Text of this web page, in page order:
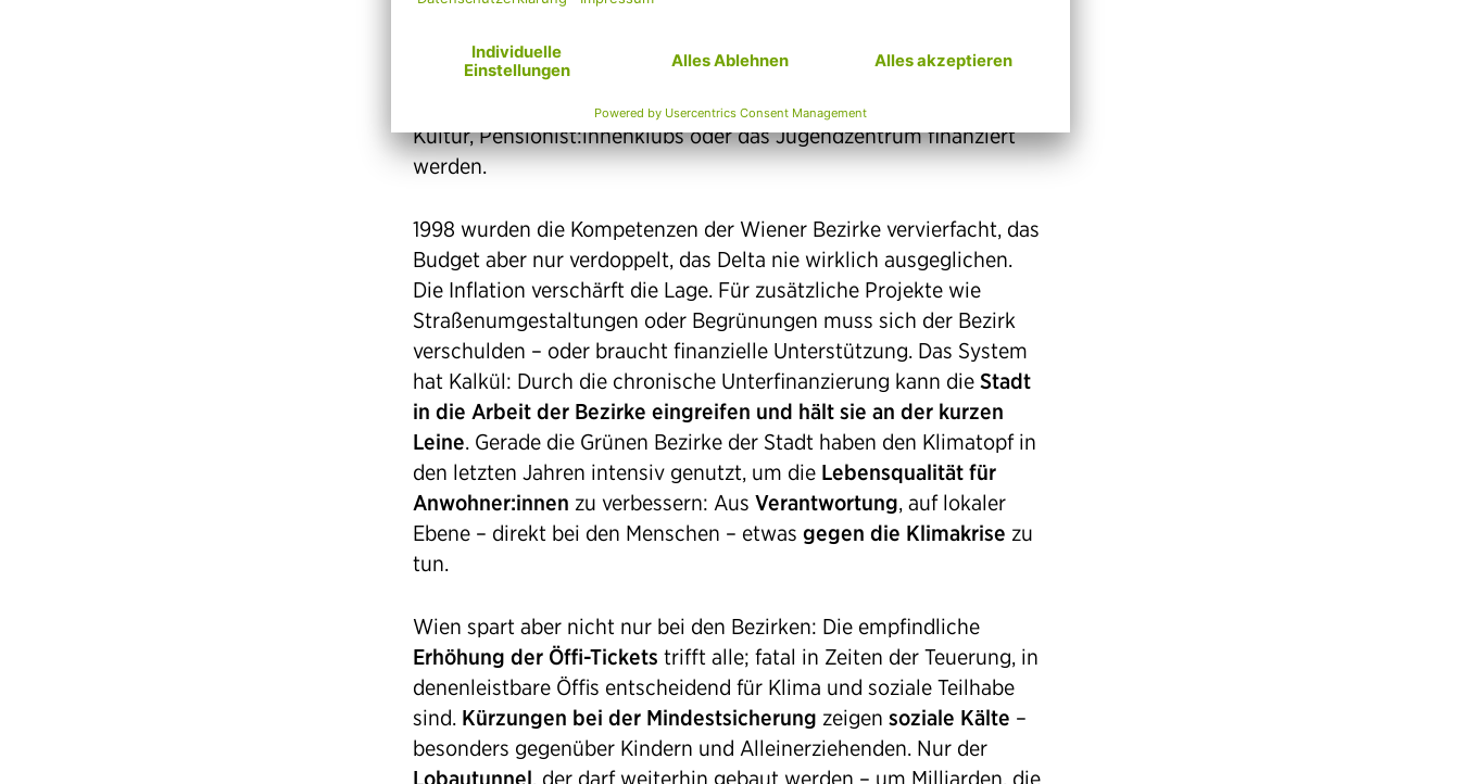
. Die 3,5 Millionen Euro, die die Stadt Wien der
Josefstadt als Jahresbudget (!) zur Verfügung stellt, reichen kaum
zur Erhaltung der grundlegenden Infrastruktur. Davon müssen u.a.
Straßen, Parks, Kindergärten und Schulen erhalten, aber auch
Kultur, Pensionist:innenklubs oder das Jugendzentrum finanziert
werden.
1998 wurden die Kompetenzen der Wiener Bezirke vervierfacht, das
Budget aber nur verdoppelt, das Delta nie wirklich ausgeglichen.
Die Inflation verschärft die Lage. Für zusätzliche Projekte wie
Straßenumgestaltungen oder Begrünungen muss sich der Bezirk
verschulden – oder braucht finanzielle Unterstützung. Das System
hat Kalkül: Durch die chronische Unterfinanzierung kann die Stadt
in die Arbeit der Bezirke eingreifen und hält sie an der kurzen
Leine. Gerade die Grünen Bezirke der Stadt haben den Klimatopf in
den letzten Jahren intensiv genutzt, um die Lebensqualität für
Anwohner:innen zu verbessern: Aus Verantwortung, auf lokaler
Ebene – direkt bei den Menschen – etwas gegen die Klimakrise zu
tun.
Wien spart aber nicht nur bei den Bezirken: Die empfindliche
Erhöhung der Öffi-Tickets trifft alle; fatal in Zeiten der Teuerung, in
denenleistbare Öffis entscheidend für Klima und soziale Teilhabe
sind. Kürzungen bei der Mindestsicherung zeigen soziale Kälte –
besonders gegenüber Kindern und Alleinerziehenden. Nur der